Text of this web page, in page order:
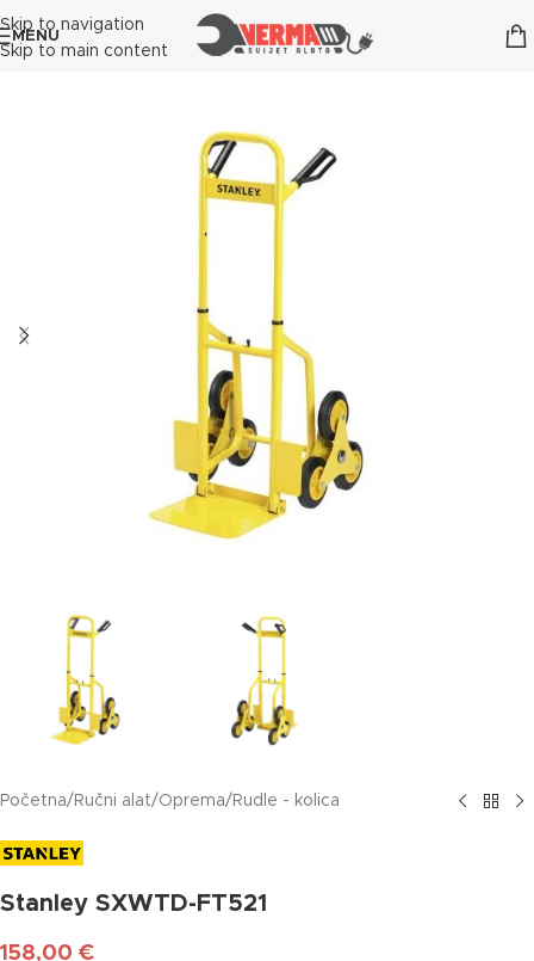
Skip to navigation
Skip to main content
MENU
Početna/ Ručni alat/Oprema/ Rudle - kolica
Stanley SXWTD-FT521
158,00 €